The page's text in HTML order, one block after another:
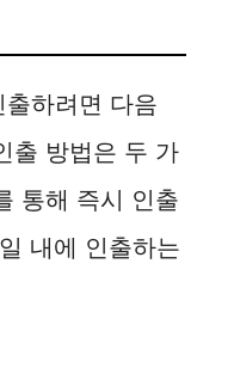
하려면 다음
출 방법은 두 가
통해 즉시 인출
내에 인출하는